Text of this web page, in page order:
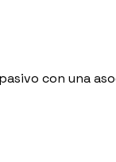
con una